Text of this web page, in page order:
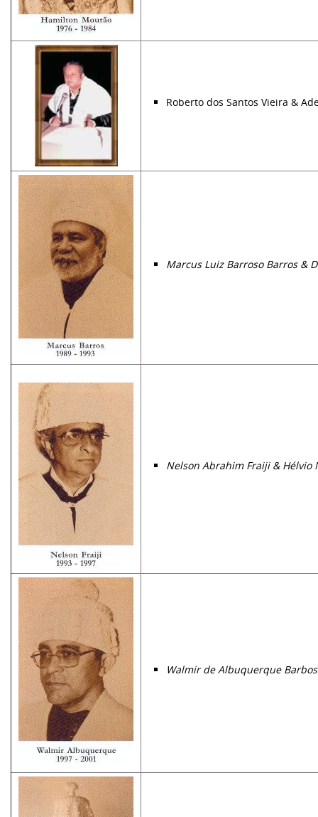
Roberto dos Santos Vieira &
Marcus Luiz Barroso Barros &
Nelson Abrahim Fraiji & Hélvio
Walmir de Albuquerque